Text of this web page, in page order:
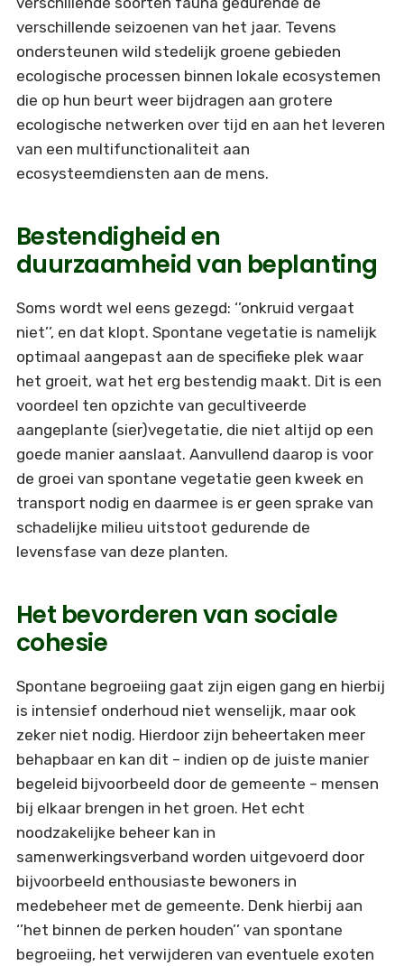
verschillende seizoenen van het jaar. Tevens
ondersteunen wild stedelijk groene gebieden
ecologische processen binnen lokale ecosystemen
die op hun beurt weer bijdragen aan grotere
ecologische netwerken over tijd en aan het leveren
van een multifunctionaliteit aan
ecosysteemdiensten aan de mens.
Bestendigheid en
duurzaamheid van beplanting
Soms wordt wel eens gezegd: ‘’onkruid vergaat
niet’’, en dat klopt. Spontane vegetatie is namelijk
optimaal aangepast aan de specifieke plek waar
het groeit, wat het erg bestendig maakt. Dit is een
voordeel ten opzichte van gecultiveerde
aangeplante (sier)vegetatie, die niet altijd op een
goede manier aanslaat. Aanvullend daarop is voor
de groei van spontane vegetatie geen kweek en
transport nodig en daarmee is er geen sprake van
schadelijke milieu uitstoot gedurende de
levensfase van deze planten.
Het bevorderen van sociale
cohesie
Spontane begroeiing gaat zijn eigen gang en hierbij
is intensief onderhoud niet wenselijk, maar ook
zeker niet nodig. Hierdoor zijn beheertaken meer
behapbaar en kan dit – indien op de juiste manier
begeleid bijvoorbeeld door de gemeente – mensen
bij elkaar brengen in het groen. Het echt
noodzakelijke beheer kan in
samenwerkingsverband worden uitgevoerd door
bijvoorbeeld enthousiaste bewoners in
medebeheer met de gemeente. Denk hierbij aan
‘’het binnen de perken houden’’ van spontane
begroeiing, het verwijderen van eventuele exoten